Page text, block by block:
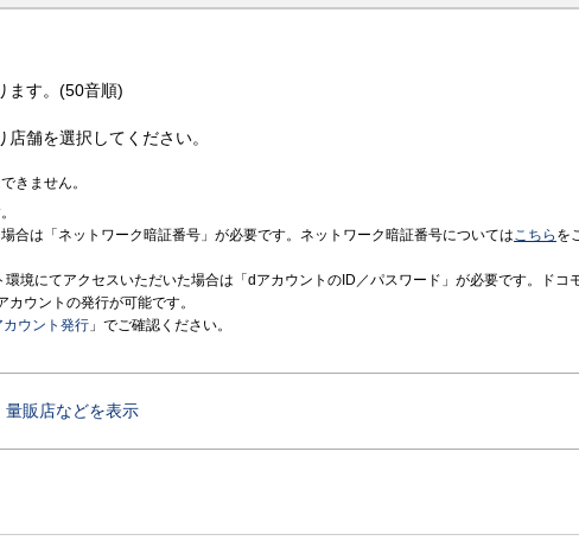
ます。(50音順)
舗を選択してください。
きません。
合は「ネットワーク暗証番号」が必要です。ネットワーク暗証番号についてはこちら を
境にてアクセスいただいた場合は「dアカウントのID／パスワード」が必要です。ドコ
ウントの発行が可能です。
カウント発行 」でご確認ください。
量販店などを表示